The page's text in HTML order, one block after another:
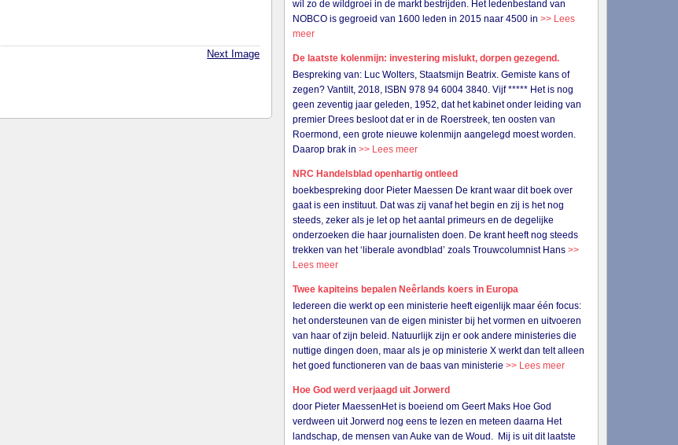
Next Image
wil zo de wildgroei in de markt bestrijden. Het ledenbestand van
NOBCO is gegroeid van 1600 leden in 2015 naar 4500 in>> Lees
meer
De laatste kolenmijn: investering mislukt, dorpen gezegend.
Bespreking van: Luc Wolters, Staatsmijn Beatrix. Gemiste kans of
zegen? Vantilt, 2018, ISBN 978 94 6004 3840. Vijf ***** Het is nog
geen zeventig jaar geleden, 1952, dat het kabinet onder leiding van
premier Drees besloot dat er in de Roerstreek, ten oosten van
Roermond, een grote nieuwe kolenmijn aangelegd moest worden.
Daarop brak in>> Lees meer
NRC Handelsblad openhartig ontleed
boekbespreking door Pieter Maessen De krant waar dit boek over
gaat is een instituut. Dat was zij vanaf het begin en zij is het nog
steeds, zeker als je let op het aantal primeurs en de degelijke
onderzoeken die haar journalisten doen. De krant heeft nog steeds
trekken van het ‘liberale avondblad’ zoals Trouwcolumnist Hans>>
Lees meer
Twee kapiteins bepalen Neêrlands koers in Europa
Iedereen die werkt op een ministerie heeft eigenlijk maar één focus:
het ondersteunen van de eigen minister bij het vormen en uitvoeren
van haar of zijn beleid. Natuurlijk zijn er ook andere ministeries die
nuttige dingen doen, maar als je op ministerie X werkt dan telt alleen
het goed functioneren van de baas van ministerie>> Lees meer
Hoe God werd verjaagd uit Jorwerd
door Pieter MaessenHet is boeiend om Geert Maks Hoe God
verdween uit Jorwerd nog eens te lezen en meteen daarna Het
landschap, de mensen van Auke van de Woud. Mij is uit dit laatste